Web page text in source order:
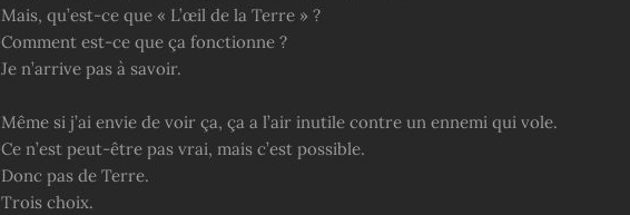
Mais, qu’est-ce que « L’œil de la Terre » ?
Comment est-ce que ça fonctionne ?
Je n’arrive pas à savoir.
Même si j’ai envie de voir ça, ça a l’air inutile contre un ennemi qui vole.
Ce n’est peut-être pas vrai, mais c’est possible.
Donc pas de Terre.
Trois choix.